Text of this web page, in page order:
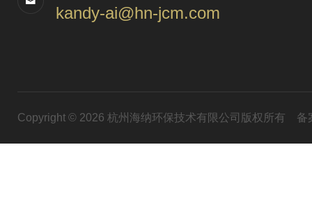
kandy-ai@hn-jcm.com
Copyright © 2026 杭州海纳环保技术有限公司版权所有 备